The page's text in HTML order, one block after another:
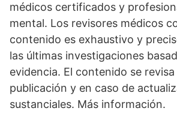
médicos certificados y
mental. Los revisores médicos
contenido es exhaustivo y
las últimas investigaciones
evidencia. El contenido se
publicación y en caso de
sustanciales. Más información.